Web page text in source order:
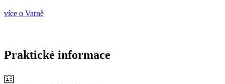
více o Varně
Praktické informace